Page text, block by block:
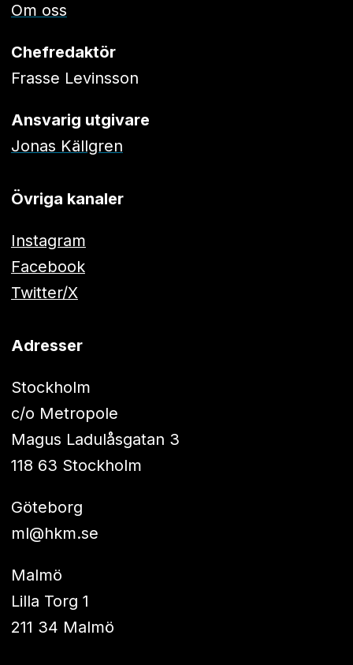
Om oss
Chefredaktör
Frasse Levinsson
Ansvarig utgivare
Jonas Källgren
Övriga kanaler
Instagram
Facebook
Twitter/X
Adresser
Stockholm
c/o Metropole
Magus Ladulåsgatan 3
118 63 Stockholm
Göteborg
ml@hkm.se
Malmö
Lilla Torg 1
211 34 Malmö